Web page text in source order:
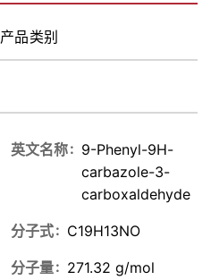
产品类别
英文名称
9-Phenyl-9H-
carbazole-3-
carboxaldehyde
分子式 C19H13NO
分子量 271.32 g/mol